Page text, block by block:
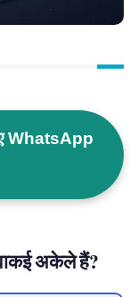
WhatsApp
अकेले हैं?